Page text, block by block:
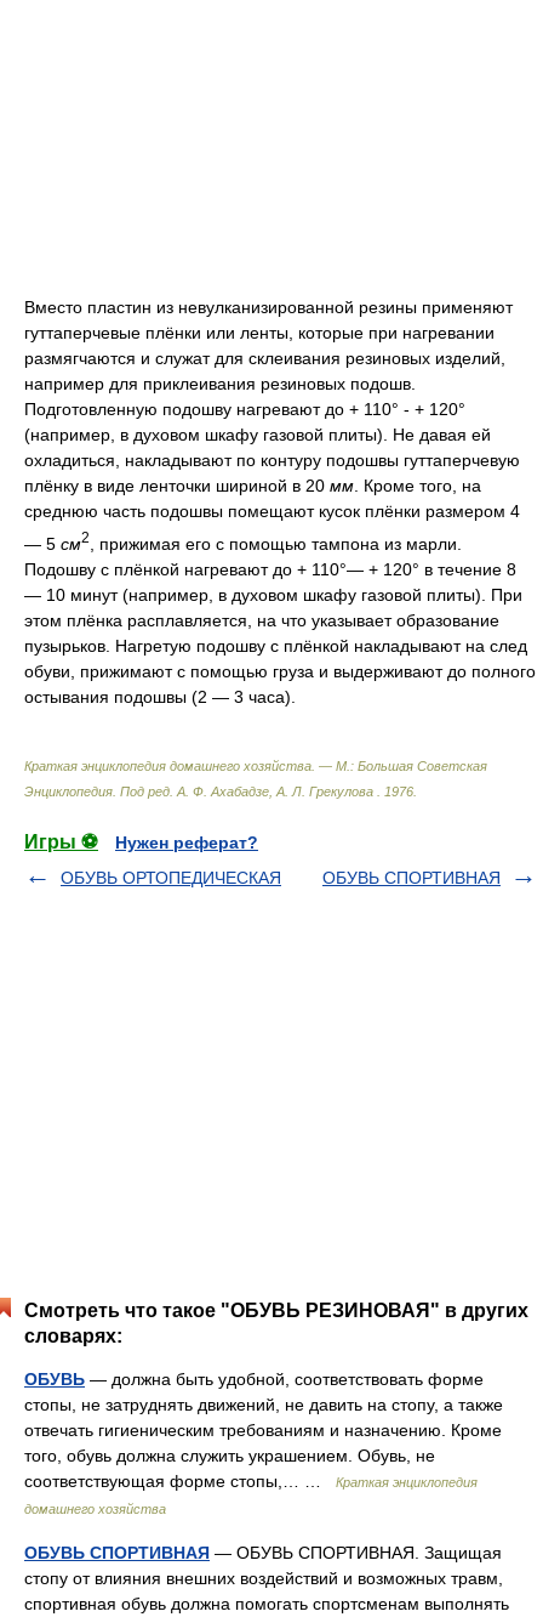
Вместо пластин из невулканизированной резины применяют
гуттаперчевые плёнки или ленты, которые при нагревании
размягчаются и служат для склеивания резиновых изделий,
например для приклеивания резиновых подошв.
Подготовленную подошву нагревают до + 110° - + 120°
(например, в духовом шкафу газовой плиты). Не давая ей
охладиться, накладывают по контуру подошвы гуттаперчевую
плёнку в виде ленточки шириной в 20 мм . Кроме того, на
среднюю часть подошвы помещают кусок плёнки размером 4
— 5 см2
, прижимая его с помощью тампона из марли.
Подошву с плёнкой нагревают до + 110°— + 120° в течение 8
— 10 минут (например, в духовом шкафу газовой плиты). При
этом плёнка расплавляется, на что указывает образование
пузырьков. Нагретую подошву с плёнкой накладывают на след
обуви, прижимают с помощью груза и выдерживают до полного
остывания подошвы (2 — 3 часа).
Краткая энциклопедия домашнего хозяйства. — М.: Большая Советская
Энциклопедия Под ред. А. Ф. Ахабадзе, А. Л. Грекулова 1976
Игры ⚽
Нужен реферат?
ОБУВЬ ОРТОПЕДИЧЕСКАЯ
ОБУВЬ СПОРТИВНАЯ
Смотреть что такое "ОБУВЬ РЕЗИНОВАЯ" в других
словарях:
ОБУВЬ — должна быть удобной, соответствовать форме
стопы, не затруднять движений, не давить на стопу, а также
отвечать гигиеническим требованиям и назначению. Кроме
того, обувь должна служить украшением. Обувь, не
соответствующая форме стопы,… …
Краткая энциклопедия
домашнего хозяйства
ОБУВЬ СПОРТИВНАЯ — ОБУВЬ СПОРТИВНАЯ. Защищая
стопу от влияния внешних воздействий и возможных травм,
спортивная обувь должна помогать спортсменам выполнять